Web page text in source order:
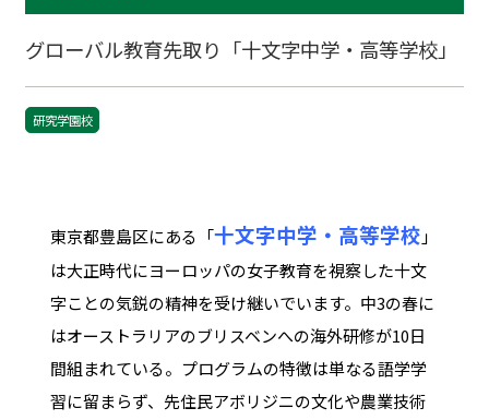
グローバル教育先取り「十文字中学・高等学校」
研究学園校
東京都豊島区にある「十文字中学・高等学校 」
は大正時代にヨーロッパの女子教育を視察した十文
字ことの気鋭の精神を受け継いでいます。中3の春に
はオーストラリアのブリスベンへの海外研修が10日
間組まれている。プログラムの特徴は単なる語学学
習に留まらず、先住民アボリジニの文化や農業技術